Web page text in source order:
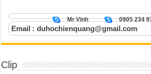
0905 234
Mr Vinh
Email : duhochienquang@gmail.com
Clip